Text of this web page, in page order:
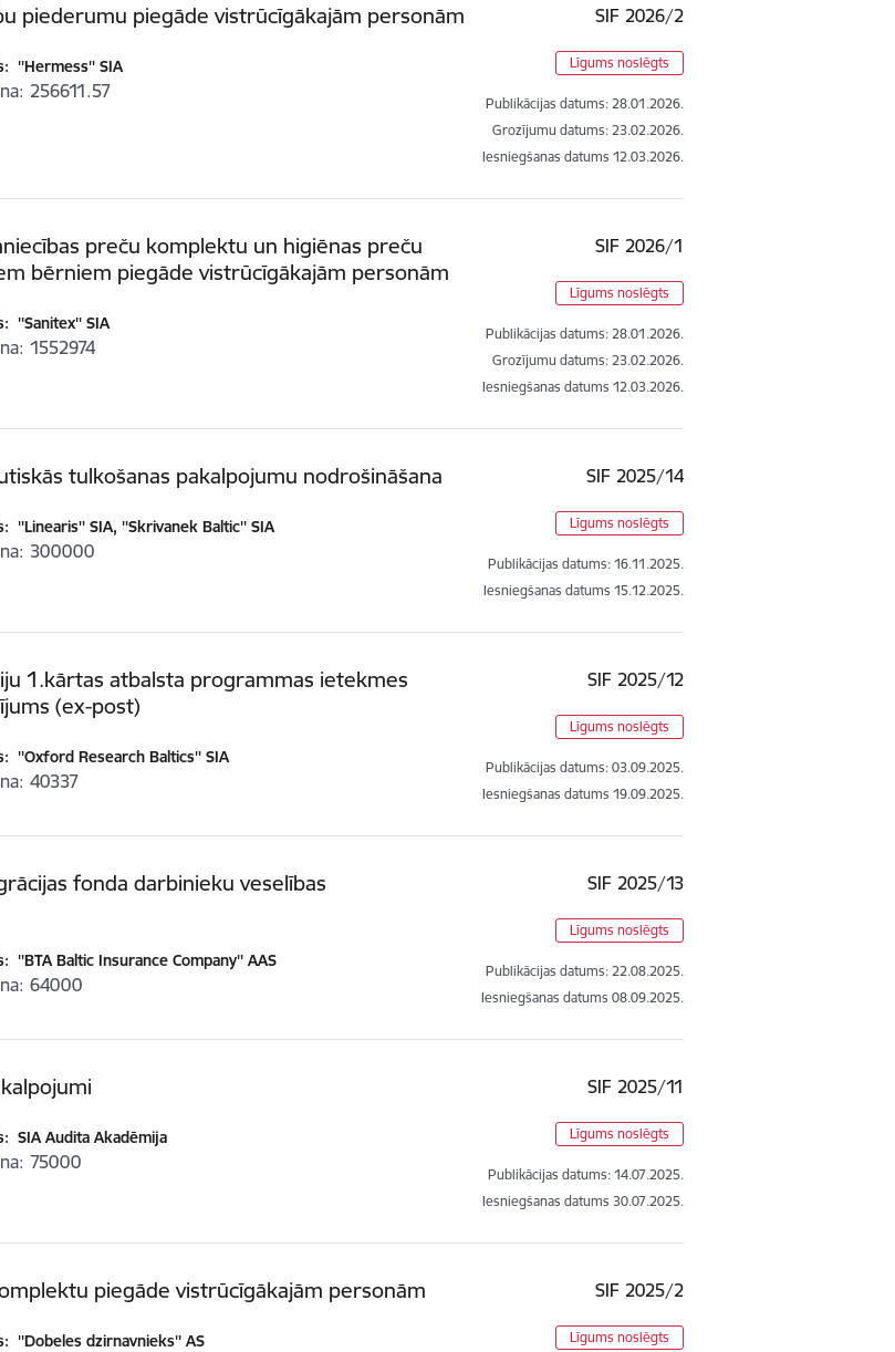
piederumu piegāde vistrūcīgākajām personām
''Hermess'' SIA
256611.57
SIF 2026/2
Līgums noslēgts
Publikācijas datums: 28.01.2026.
Grozījumu datums: 23.02.2026.
Iesniegšanas datums 12.03.2026.
preču komplektu un higiēnas preču
bērniem piegāde vistrūcīgākajām personām
''Sanitex'' SIA
1552974
SIF 2026/1
Līgums noslēgts
Publikācijas datums: 28.01.2026.
Grozījumu datums: 23.02.2026.
Iesniegšanas datums 12.03.2026.
tulkošanas pakalpojumu nodrošināšana
''Linearis'' SIA, ''Skrivanek Baltic'' SIA
300000
SIF 2025/14
Līgums noslēgts
Publikācijas datums: 16.11.2025.
Iesniegšanas datums 15.12.2025.
1.kārtas atbalsta programmas ietekmes
(ex-post)
''Oxford Research Baltics'' SIA
40337
SIF 2025/12
Līgums noslēgts
Publikācijas datums: 03.09.2025.
Iesniegšanas datums 19.09.2025.
fonda darbinieku veselības
''BTA Baltic Insurance Company'' AAS
64000
SIF 2025/13
Līgums noslēgts
Publikācijas datums: 22.08.2025.
Iesniegšanas datums 08.09.2025.
SIA Audita Akadēmija
75000
SIF 2025/11
Līgums noslēgts
Publikācijas datums: 14.07.2025.
Iesniegšanas datums 30.07.2025.
piegāde vistrūcīgākajām personām
''Dobeles dzirnavnieks'' AS
SIF 2025/2
Līgums noslēgts